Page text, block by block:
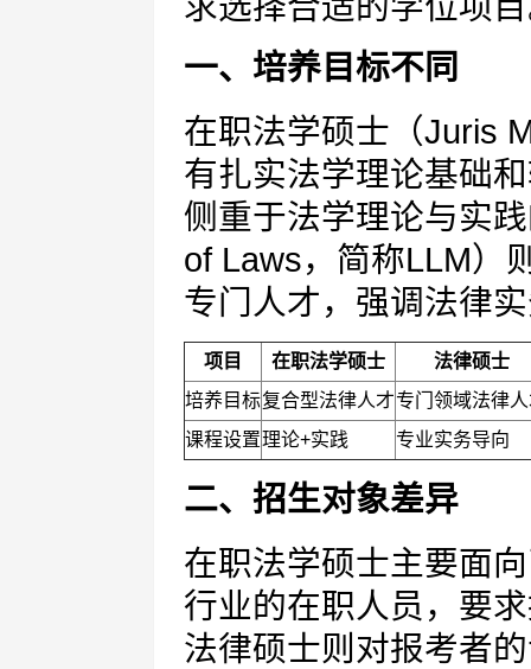
一、培养目标不同
在职法学硕士（Juris
有扎实法学理论基础
侧重于法学理论与实
of Laws，简称LLM）
专门人才，强调法律
项目 在职法学硕士
法律硕士
培养目标复合型法律人才专门领域法律
课程设置理论+实践 专业实务导向
二、招生对象差异
在职法学硕士主要面
行业的在职人员，要
法律硕士则对报考者